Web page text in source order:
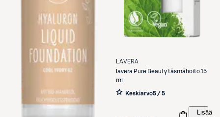
LAVERA
lavera Pure Beauty täsmähoito 15
ml
Keskiarvo5 / 5
Lisää